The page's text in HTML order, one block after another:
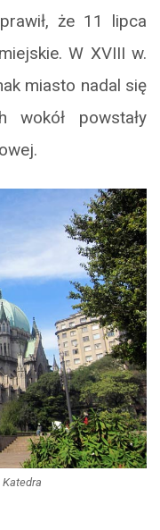
że 11 lipca
W XVIII w.
miasto nadal się
wokół powstały
Katedra